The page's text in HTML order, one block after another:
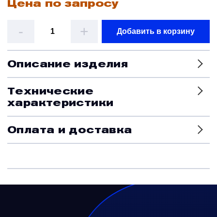
Цена по запросу
- + Добавить в корзину
Описание изделия
Технические
характеристики
Оплата и доставка
Краны и клапаны
Наземное вспомогательное оборудование